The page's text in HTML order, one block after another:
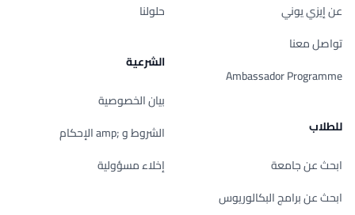
عن إيزي يوني
تواصل معنا
Ambassador Programme
للطلاب
ابحث عن جامعة
ابحث عن برامج البكالوريوس
حلولنا
الشرعية
بيان الخصوصية
الشروط و ;amp الإحكام
إخلاء مسؤولية